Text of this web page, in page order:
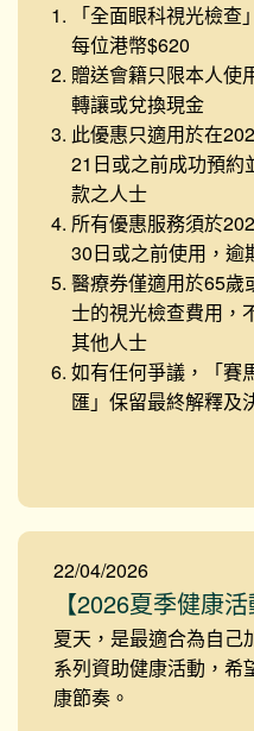
「全面眼科視光檢查
每位港幣$620
贈送會籍只限本人使
轉讓或兌換現金
此優惠只適用於在
21日或之前成功預約
款之人士
所有優惠服務須於
30日或之前使用 ，逾
醫療券僅適用於65歲
士的視光檢查費用，
其他人士
如有任何爭議，「賽
匯」保留最終解釋及
22/04/2026
【2026夏季健康
夏天，是最適合為自己
系列資助健康活動，希
康節奏。